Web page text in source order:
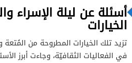
الخيارات
تزيد تلك الخيارات المطروحة من
في الفعاليات الثقافيّة، وجاءت أبرز